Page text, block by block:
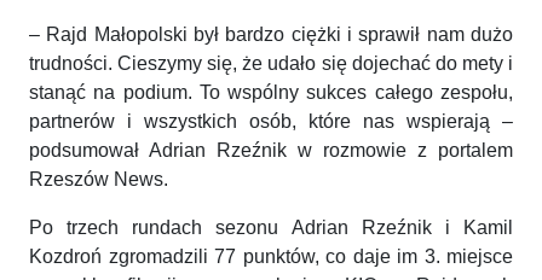
– Rajd Małopolski był bardzo ciężki i sprawił nam dużo
trudności. Cieszymy się, że udało się dojechać do mety i
stanąć na podium. To wspólny sukces całego zespołu,
partnerów i wszystkich osób, które nas wspierają –
podsumował Adrian Rzeźnik w rozmowie z portalem
Rzeszów News.
Po trzech rundach sezonu Adrian Rzeźnik i Kamil
Kozdroń zgromadzili 77 punktów, co daje im 3. miejsce